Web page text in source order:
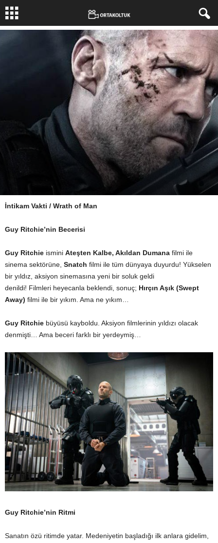
Yazar: Güneş Aktaş- 24 Kasım 2021
İntikam Vakti / Wrath of Man
Guy Ritchie’nin Becerisi
Guy Ritchie ismini Ateşten Kalbe, Akıldan Dumana filmi ile
sinema sektörüne, Snatch filmi ile tüm dünyaya duyurdu! Yükselen
bir yıldız, aksiyon sinemasına yeni bir soluk geldi
denildi! Filmleri heyecanla beklendi, sonuç; Hırçın Aşık (Swept
Away) filmi ile bir yıkım. Ama ne yıkım…
Guy Ritchie büyüsü kayboldu. Aksiyon filmlerinin yıldızı olacak
denmişti… Ama beceri farklı bir yerdeymiş…
Guy Ritchie’nin Ritmi
Sanatın özü ritimde yatar. Medeniyetin başladığı ilk anlara gidelim,